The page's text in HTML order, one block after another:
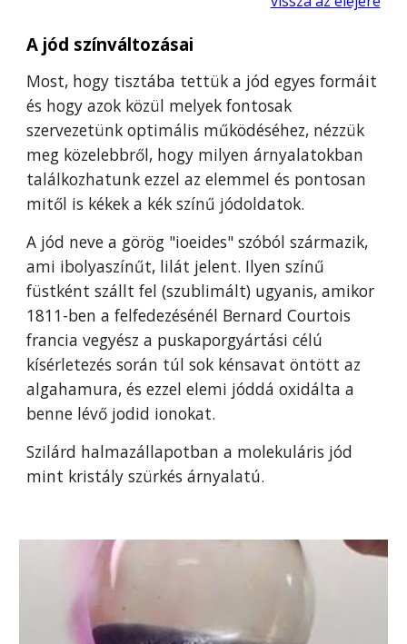
A jód színváltozásai
Most, hogy tisztába tettük a jód egyes formáit
és hogy azok közül melyek fontosak
szervezetünk optimális működéséhez, nézzük
meg közelebbről, hogy milyen árnyalatokban
találkozhatunk ezzel az elemmel és pontosan
mitől is kékek a kék színű jódoldatok.
A jód neve a görög "ioeides" szóból származik,
ami ibolyaszínűt, lilát jelent. Ilyen színű
füstként szállt fel (szublimált) ugyanis, amikor
1811-ben a felfedezésénél Bernard Courtois
francia vegyész a puskaporgyártási célú
kísérletezés során túl sok kénsavat öntött az
algahamura, és ezzel elemi jóddá oxidálta a
benne lévő jodid ionokat.
Szilárd halmazállapotban a molekuláris jód
mint kristály szürkés árnyalatú.